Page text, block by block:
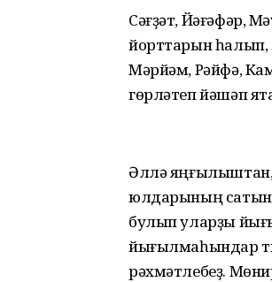
Сәғҙәт, Йәғәфәр,
йорттарын һалып,
Мәрйәм, Рәйфә,
гөрләтеп йәшәп
Әллә яңғылыштан,
юлдарының
булып уларҙы
йығылмаһындар
рәхмәтлебеҙ.